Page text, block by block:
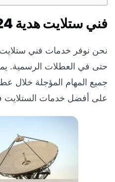
فني ستلايت هدية 24 ساعة
حتى في العطلات الرسمية.
جميع المهام المؤجلة خلال
على أفضل خدمات الستلايت